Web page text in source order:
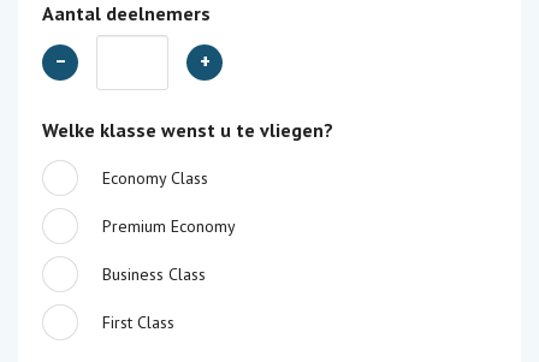
Aantal deelnemers
- +
Welke klasse wenst u te vliegen?
Economy Class
Premium Economy
Business Class
First Class